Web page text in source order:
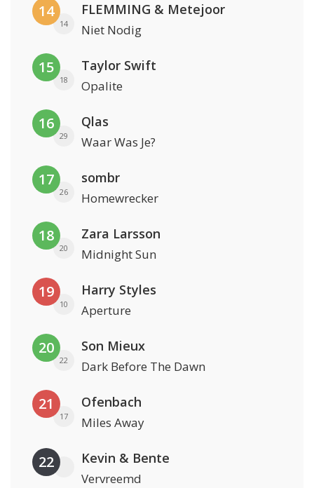
14
14
FLEMMING & Metejoor
Niet Nodig
15
18
Taylor Swift
Opalite
16
29
Qlas
Waar Was Je?
17
26
sombr
Homewrecker
18
20
Zara Larsson
Midnight Sun
19
10
Harry Styles
Aperture
20
22
Son Mieux
Dark Before The Dawn
21
17
Ofenbach
Miles Away
22 Kevin & Bente
Vervreemd